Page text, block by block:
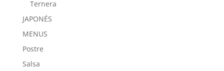
Ternera
JAPONÉS
MENUS
Postre
Salsa